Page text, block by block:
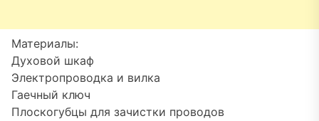
Материалы:
Духовой шкаф
Электропроводка и вилка
Гаечный ключ
Плоскогубцы для зачистки проводов